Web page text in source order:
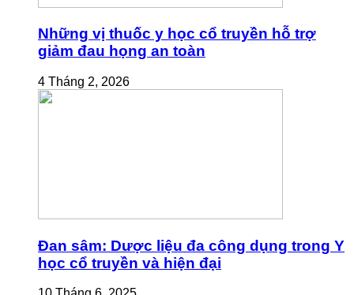
Những vị thuốc y học cổ truyền hỗ trợ
giảm đau họng an toàn
4 Tháng 2, 2026
Đan sâm: Dược liệu đa công dụng trong Y
học cổ truyền và hiện đại